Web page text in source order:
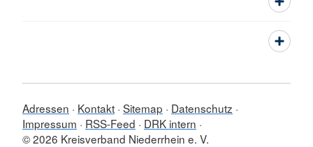
Adressen Kontakt Sitemap
Datenschutz
Impressum
RSS-Feed
DRK intern
© 2026 Kreisverband Niederrhein e. V.